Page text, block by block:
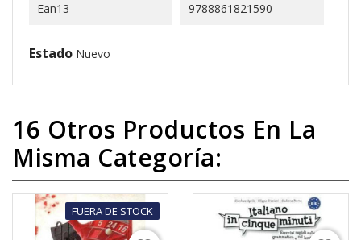
Ean13 9788861821590
Estado Nuevo
16 Otros Productos En La
Misma Categoría:
FUERA DE STOCK